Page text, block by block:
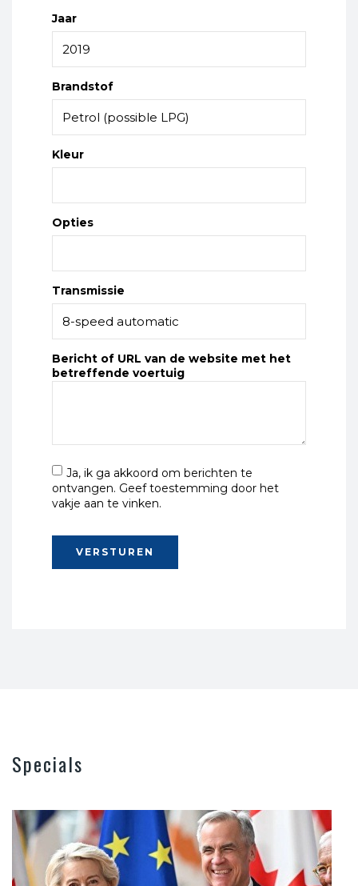
Jaar
Brandstof
Kleur
Opties
Transmissie
Bericht of URL van de website met het
betreffende voertuig
Ja, ik ga akkoord om berichten te
ontvangen. Geef toestemming door het
vakje aan te vinken.
Specials